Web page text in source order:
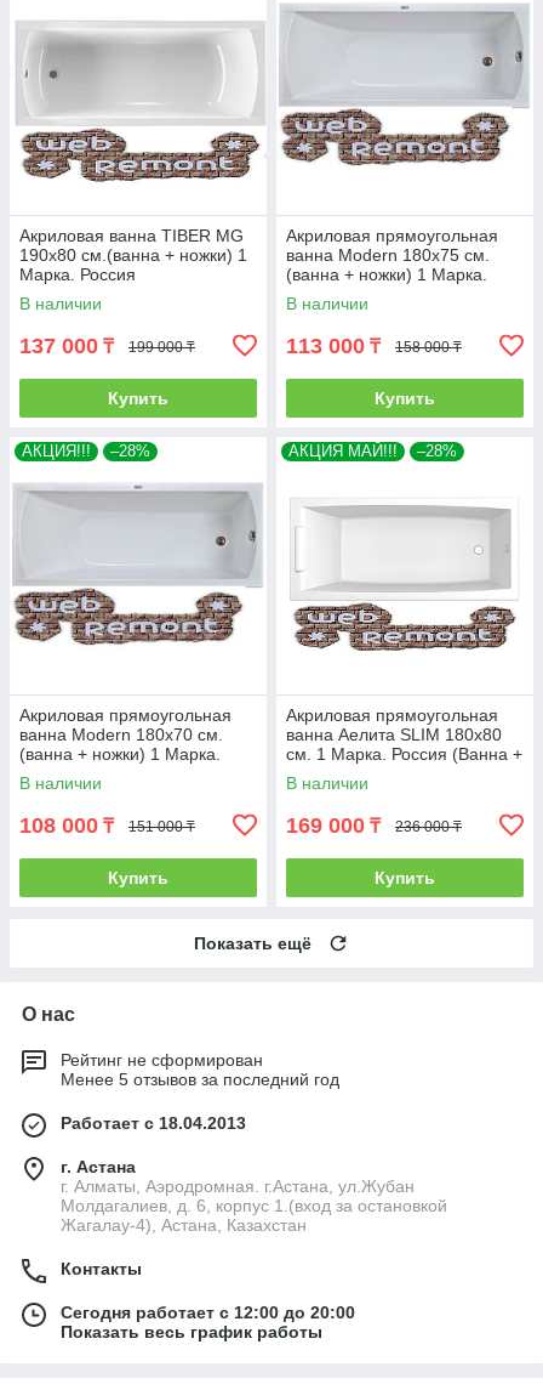
Акриловая ванна TIBER MG
190х80 см.(ванна + ножки) 1
Марка. Россия
В наличии
137 000 ₸ 199 000 ₸
Купить
Акриловая прямоугольная
ванна Modern 180х75 см.
(ванна + ножки) 1 Марка.
Россия
В наличии
113 000 ₸ 158 000 ₸
Купить
АКЦИЯ!!! –28%
Акриловая прямоугольная
ванна Modern 180х70 см.
(ванна + ножки) 1 Марка.
Россия
В наличии
108 000 ₸ 151 000 ₸
Купить
АКЦИЯ МАЙ!!! –28%
Акриловая прямоугольная
ванна Аелита SLIM 180х80
см. 1 Марка. Россия (Ванна +
ножки)
В наличии
169 000 ₸ 236 000 ₸
Купить
Показать ещё
О нас
Рейтинг не сформирован
Менее 5 отзывов за последний год
Работает с 18.04.2013
г. Астана
г. Алматы, Аэродромная. г.Астана, ул.Жубан
Молдагалиев, д. 6, корпус 1.(вход за остановкой
Жагалау-4), Астана, Казахстан
Контакты
Сегодня работает с 12:00 до 20:00
Показать весь график работы